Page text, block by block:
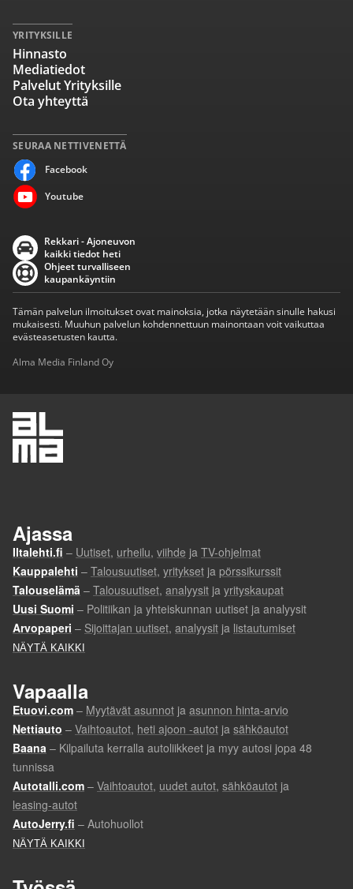
SEURAA NETTIVENETTÄ
Facebook
Youtube
YRITYKSILLE
Hinnasto
Mediatiedot
Palvelut Yrityksille
Ota yhteyttä
Rekkari - Ajoneuvon
kaikki tiedot heti
Ohjeet turvalliseen
kaupankäyntiin
Tämän palvelun ilmoitukset ovat mainoksia, jotka näytetään sinulle hakusi
mukaisesti. Muuhun palvelun kohdennettuun mainontaan voit vaikuttaa
evästeasetusten kautta.
Alma Media Finland Oy